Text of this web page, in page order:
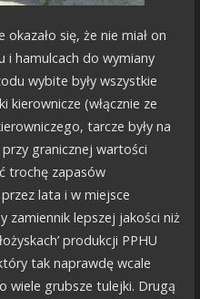
się, że nie miał on
i hamulcach do wymiany
wybite były wszystkie
kierownicze (włącznie ze
tarcze były na
granicznej wartości
trochę zapasów
lata i w miejsce
zamiennik lepszej jakości niż
produkcji PPHU
tak naprawdę wcale
wiele grubsze tulejki. Drugą